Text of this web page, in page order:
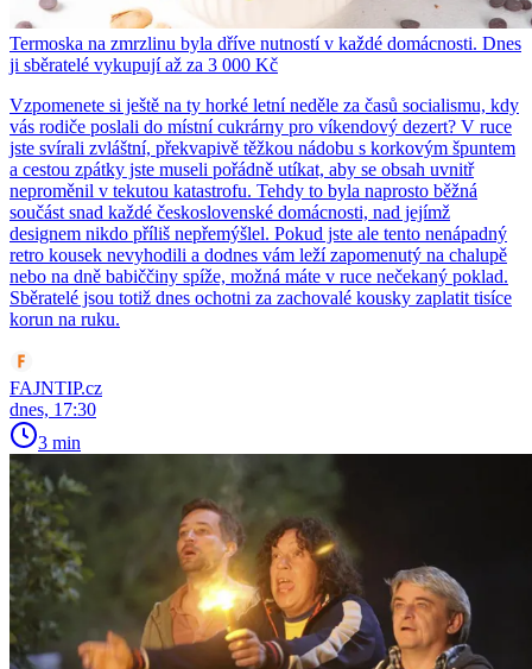
Termoska na zmrzlinu byla dříve nutností v každé domácnosti. Dnes
ji sběratelé vykupují až za 3 000 Kč
Vzpomenete si ještě na ty horké letní neděle za časů socialismu, kdy
vás rodiče poslali do místní cukrárny pro víkendový dezert? V ruce
jste svírali zvláštní, překvapivě těžkou nádobu s korkovým špuntem
a cestou zpátky jste museli pořádně utíkat, aby se obsah uvnitř
neproměnil v tekutou katastrofu. Tehdy to byla naprosto běžná
součást snad každé československé domácnosti, nad jejímž
designem nikdo příliš nepřemýšlel. Pokud jste ale tento nenápadný
retro kousek nevyhodili a dodnes vám leží zapomenutý na chalupě
nebo na dně babiččiny spíže, možná máte v ruce nečekaný poklad.
Sběratelé jsou totiž dnes ochotni za zachovalé kousky zaplatit tisíce
korun na ruku.
FAJNTIP.cz
dnes, 17:30
3 min